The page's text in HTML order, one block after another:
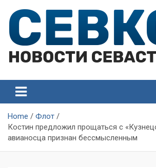
content
Севастополя
Севастополя
Home
Флот
Костин предложил прощаться с
авианосца признан бессмысленным